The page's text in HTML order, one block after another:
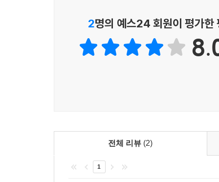
2명의 예스24 회원이 평가한
전체 리뷰 (2)
1